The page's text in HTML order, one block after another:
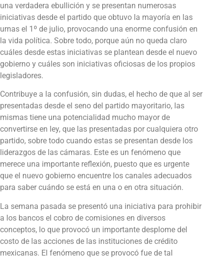
una verdadera ebullición y se presentan numerosas
iniciativas desde el partido que obtuvo la mayoría en las
urnas el 1º de julio, provocando una enorme confusión en
la vida política. Sobre todo, porque aún no queda claro
cuáles desde estas iniciativas se plantean desde el nuevo
gobierno y cuáles son iniciativas oficiosas de los propios
legisladores.
Contribuye a la confusión, sin dudas, el hecho de que al ser
presentadas desde el seno del partido mayoritario, las
mismas tiene una potencialidad mucho mayor de
convertirse en ley, que las presentadas por cualquiera otro
partido, sobre todo cuando estas se presentan desde los
liderazgos de las cámaras. Este es un fenómeno que
merece una importante reflexión, puesto que es urgente
que el nuevo gobierno encuentre los canales adecuados
para saber cuándo se está en una o en otra situación.
La semana pasada se presentó una iniciativa para prohibir
a los bancos el cobro de comisiones en diversos
conceptos, lo que provocó un importante desplome del
costo de las acciones de las instituciones de crédito
mexicanas. El fenómeno que se provocó fue de tal